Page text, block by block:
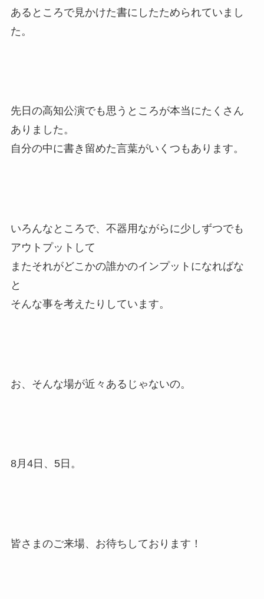
あるところで見かけた書にしたためられていまし
た。
先日の高知公演でも思うところが本当にたくさん
ありました。
自分の中に書き留めた言葉がいくつもあります。
いろんなところで、不器用ながらに少しずつでも
アウトプットして
またそれがどこかの誰かのインプットになればな
と
そんな事を考えたりしています。
お、そんな場が近々あるじゃないの。
8月4日、5日。
皆さまのご来場、お待ちしております！